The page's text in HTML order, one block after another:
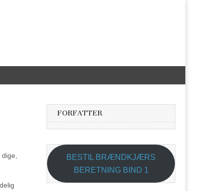
FORFATTER
BESTIL BRÆNDKJÆRS
BERETNING BIND 1